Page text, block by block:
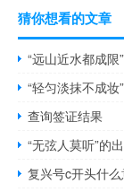
猜你想看的文章
“远山近水都成限
“轻匀淡抹不成妆
查询签证结果
“无弦人莫听”的
复兴号c开头什么